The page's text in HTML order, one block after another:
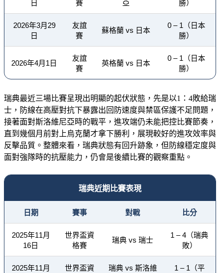
日 賽 亞 勝）
2026年3月29
日
友誼
賽
蘇格蘭 vs 日本
0 – 1（日本
勝）
2026年4月1日
友誼
賽
英格蘭 vs 日本
0 – 1（日本
勝）
瑞典最近三場比賽呈現出明顯的起伏狀態，先是以1：4敗給瑞
士，防線在高壓對抗下暴露出回防速度與禁區保護不足問題，
接著面對斯洛維尼亞時的戰平，進攻端仍未能把控比賽節奏，
直到幾個月前對上烏克蘭才拿下勝利，展現較好的進攻效率與
反擊品質。整體來看，瑞典狀態有回升跡象，但防線穩定度與
面對強隊時的抗壓能力，仍會是後續比賽的觀察重點。
瑞典近期比賽表現
日期 賽事 對戰 比分
2025年11月
16日
世界盃資
格賽
瑞典 vs 瑞士
1 – 4（瑞典
敗）
2025年11月
世界盃資
瑞典 vs 斯洛維
1 – 1（平